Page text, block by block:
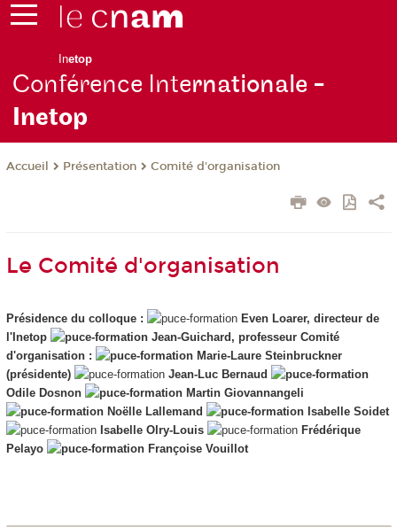
Inetop
Conférence Internationale -
Inetop
Accueil Présentation Comité d'organisation
Le Comité d'organisation
Présidence du colloque :
Even Loarer, directeur de
l'Inetop
Jean-Guichard, professeur Comité
d'organisation :
Marie-Laure Steinbruckner
(présidente)
Jean-Luc Bernaud
Odile Dosnon
Martin Giovannangeli
Noëlle Lallemand
Isabelle Soidet
Isabelle Olry-Louis
Frédérique
Pelayo
Françoise Vouillot